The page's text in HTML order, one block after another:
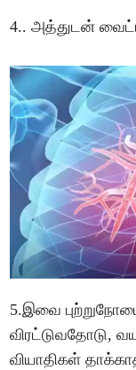
4.. அத்துடன்
5.இவை
விரட்டுவதோடு,
வியாதிகள்